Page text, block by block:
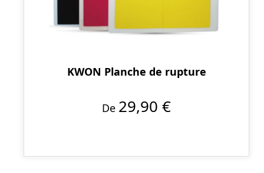
KWON Planche de rupture
De 29,90 €